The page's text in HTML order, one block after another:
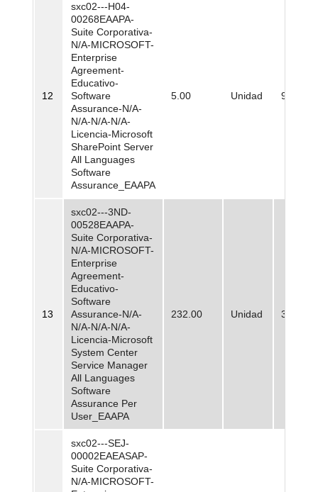
12
sxc02---H04-
00268EAAPA-
Suite Corporativa-
N/A-MICROSOFT-
Enterprise
Agreement-
Educativo-
Software
Assurance-N/A-
N/A-N/A-N/A-
Licencia-Microsoft
SharePoint Server
All Languages
Software
Assurance_EAAPA
5.00 Unidad
13
sxc02---3ND-
00528EAAPA-
Suite Corporativa-
N/A-MICROSOFT-
Enterprise
Agreement-
Educativo-
Software
Assurance-N/A-
N/A-N/A-N/A-
Licencia-Microsoft
System Center
Service Manager
All Languages
Software
Assurance Per
User_EAAPA
232.00 Unidad
sxc02---SEJ-
00002EAEASAP-
Suite Corporativa-
N/A-MICROSOFT-